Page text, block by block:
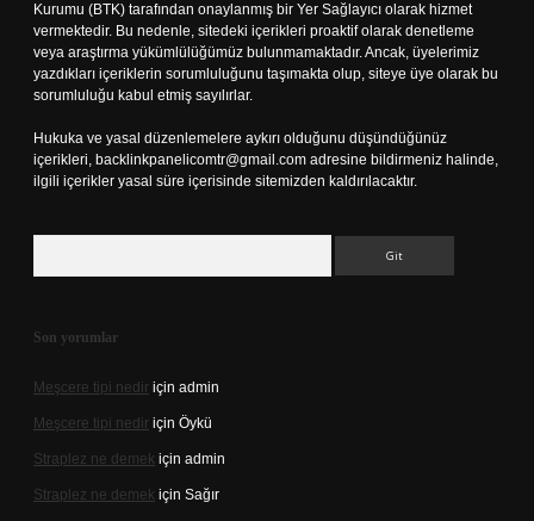
Kurumu (BTK) tarafından onaylanmış bir Yer Sağlayıcı olarak hizmet
vermektedir. Bu nedenle, sitedeki içerikleri proaktif olarak denetleme
veya araştırma yükümlülüğümüz bulunmamaktadır. Ancak, üyelerimiz
yazdıkları içeriklerin sorumluluğunu taşımakta olup, siteye üye olarak bu
sorumluluğu kabul etmiş sayılırlar.
Hukuka ve yasal düzenlemelere aykırı olduğunu düşündüğünüz
içerikleri, backlinkpanelicomtr@gmail.com adresine bildirmeniz halinde,
ilgili içerikler yasal süre içerisinde sitemizden kaldırılacaktır.
Son yorumlar
Meşcere tipi nedir için admin
Meşcere tipi nedir için Öykü
Straplez ne demek için admin
Straplez ne demek için Sağır